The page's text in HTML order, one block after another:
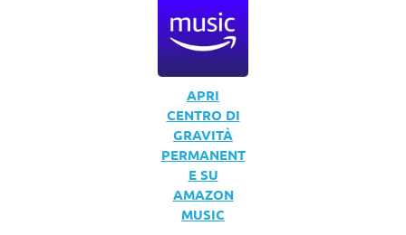
APRI
CENTRO DI
GRAVITÀ
PERMANENT
E SU
AMAZON
MUSIC